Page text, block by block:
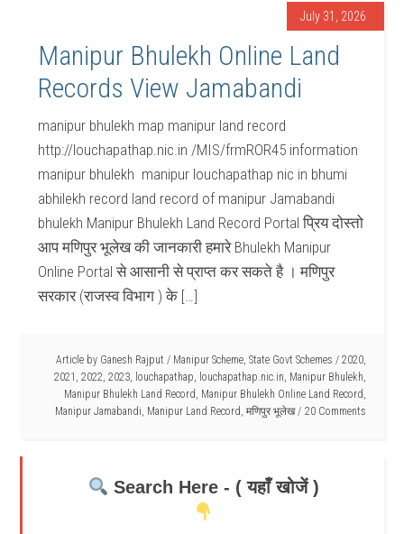
July 31, 2026
Manipur Bhulekh Online Land
Records View Jamabandi
manipur bhulekh map manipur land record
http://louchapathap.nic.in /MIS/frmROR45 information
manipur bhulekh manipur louchapathap nic in bhumi
abhilekh record land record of manipur Jamabandi
bhulekh Manipur Bhulekh Land Record Portal प्रिय दोस्तो
आप मणिपुर भूलेख की जानकारी हमारे Bhulekh Manipur
Online Portal से आसानी से प्राप्त कर सकते है । मणिपुर
सरकार (राजस्व विभाग ) के […]
Article by Ganesh Rajput / Manipur Scheme, State Govt Schemes / 2020,
2021 , 2022, 2023, louchapathap, louchapathap.nic.in, Manipur Bhulekh,
Manipur Bhulekh Land Record, Manipur Bhulekh Online Land Record,
Manipur Jamabandi, Manipur Land Record, मणिपुर भूलेख 20 Comments
Search Here - ( यहाँ खोजें )